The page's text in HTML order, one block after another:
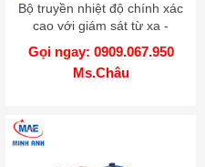
Bộ truyền nhiệt độ chính xác
cao với giám sát từ xa -
Model KT-502H
Gọi ngay: 0909.067.950
Ms.Châu